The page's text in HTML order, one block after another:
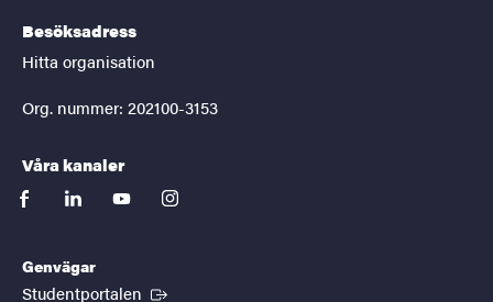
Besöksadress
Hitta organisation
Org. nummer: 202100-3153
Våra kanaler
facebooklinkedinyoutubeinstagram
Genvägar
Studentportalen (Extern länk)